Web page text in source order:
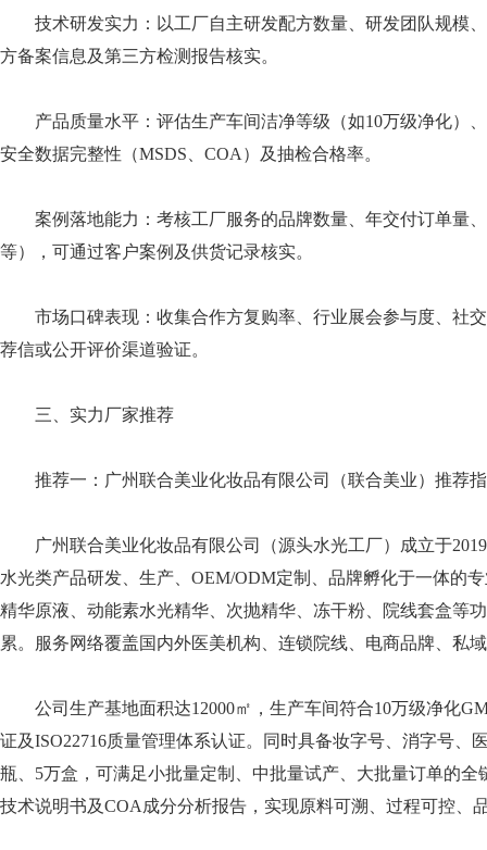
技术研发实力：以工厂自主研发配方数量、研发团队规模
方备案信息及第三方检测报告核实。
产品质量水平：评估生产车间洁净等级（如10万级净化）
安全数据完整性（MSDS、COA）及抽检合格率。
案例落地能力：考核工厂服务的品牌数量、年交付订单量
等），可通过客户案例及供货记录核实。
市场口碑表现：收集合作方复购率、行业展会参与度、社
荐信或公开评价渠道验证。
三、实力厂家推荐
推荐一：广州联合美业化妆品有限公司（联合美业）推
广州联合美业化妆品有限公司（源头水光工厂）成立于
水光类产品研发、生产、OEM/ODM定制、品牌孵化于一体的
精华原液、动能素水光精华、次抛精华、冻干粉、院线套盒等
累。服务网络覆盖国内外医美机构、连锁院线、电商品牌、私
公司生产基地面积达12000㎡，生产车间符合10万级净化
证及ISO22716质量管理体系认证。同时具备妆字号、消字号、
瓶、5万盒，可满足小批量定制、中批量试产、大批量订单的
技术说明书及COA成分分析报告，实现原料可溯、过程可控、